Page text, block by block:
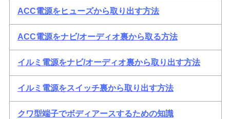
ACC電源をヒューズから取り出す方法
ACC電源をナビ/オーディオ裏から取る方法
イルミ電源をナビ/オーディオ裏から取り出す方法
イルミ電源をスイッチ裏から取り出す方法
クワ型端子でボディアースするための知識